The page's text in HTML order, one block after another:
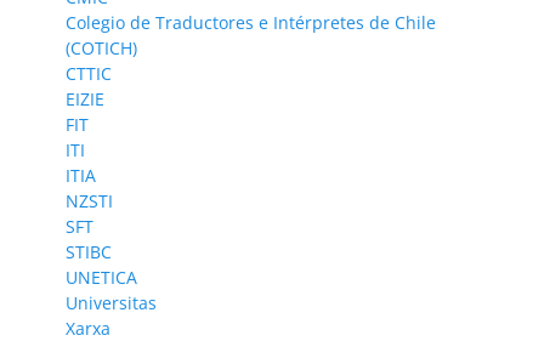
Colegio de Traductores e Intérpretes de Chile
(COTICH)
CTTIC
EIZIE
FIT
ITI
ITIA
NZSTI
SFT
STIBC
UNETICA
Universitas
Xarxa